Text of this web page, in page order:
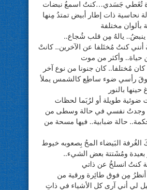
تُغَطي جَسَدي…كنتُ اسمعُ نبضات
نحاسية ذات إطار أبيض تمتدُ مِنها
بألوان مختلفة
ينبضُ.. يالهُ مِن قلب شُجاع..
كنتُ مُختَلفا عن الآخرين.. كانتْ
حياة.. وأكثر من موت
مُختلفا.. كان جنونا من نوع آخر
رأسي ضوء ساطِع كالشمس يملأ
بالنور
طويلة أو لرُبَما لحظات
وجدتُ نفسي في حالة وسطى من
حالة ضبابية.. فيها مسحة من
البَيضاء المحُ بِصعوبه خيوط
بعيدة ومُشَتتة بعض الشيء..
كنتُ انسلخُ عن ذاتي
أنظرُ مِن فوق طائِرة ورقية من
لي أني آرى كل الأشياء في ذاتِ